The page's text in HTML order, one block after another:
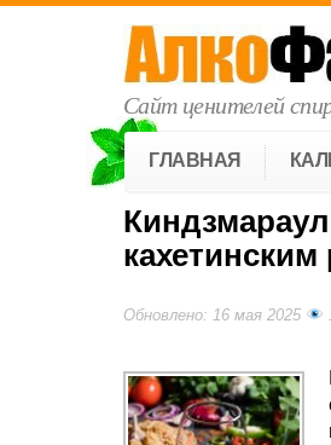
Сайт ценителей
ГЛАВНАЯ
кахетинским
Обновлено: 16 мая 2025